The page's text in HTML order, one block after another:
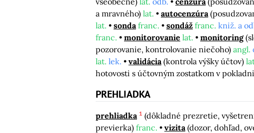
a mravného) lat. autocenzúra
lat.
sonda franc. sondáž franc. kniž. a
franc.
monitorovanie lat. monitoring
pozorovanie, kontrolovanie niečoho) angl.
lat. lek. validácia (kontrola výšky účtov)
hotovosti s účtovným zostatkom v
PREHLIADKA
prehliadka 1 (dôkladné prezretie,
previerka) franc. vizita (dozor, dohľad,